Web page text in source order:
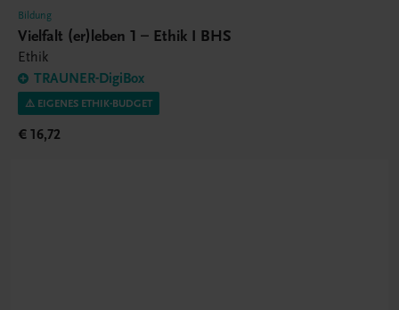
Bildung
Vielfalt (er)leben 1 – Ethik I BHS
Ethik
TRAUNER-DigiBox
⚠️ EIGENES ETHIK-BUDGET
€ 16,72